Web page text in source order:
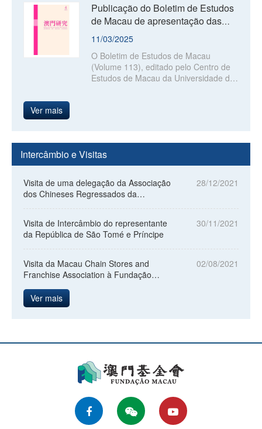
(China), e estão disponível nas livrarias
do país, incluindo a RAEM.
Publicação do Boletim de Estudos
de Macau de apresentação das
alterações sociais desde o
estabelecim...
11/03/2025
O Boletim de Estudos de Macau
(Volume 113), editado pelo Centro de
Estudos de Macau da Universidade de
Ver mais
Intercâmbio e Visitas
Visita de uma delegação da Associação
dos Chineses Regressados da
28/12/2021
Visita de Intercâmbio do representante
da República de São Tomé e Príncipe
30/11/2021
Visita da Macau Chain Stores and
Franchise Association à Fundação
02/08/2021
Ver mais